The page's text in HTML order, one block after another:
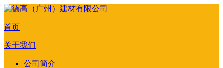
首页
关于我们
公司简介